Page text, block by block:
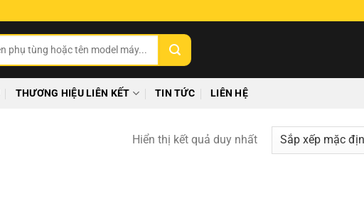
THƯƠNG HIỆU LIÊN KẾT TIN TỨC LIÊN HỆ
Hiển thị kết quả duy nhất